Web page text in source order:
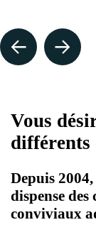
Vous
différents
Depuis
dispense
conviviaux